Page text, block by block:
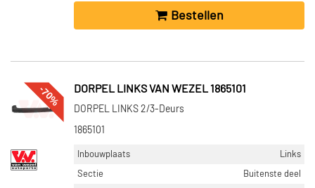
Bestellen
-70% DORPEL LINKS VAN WEZEL 1865101
DORPEL LINKS 2/3-Deurs
1865101
Inbouwplaats
Links
Sectie
Buitenste deel